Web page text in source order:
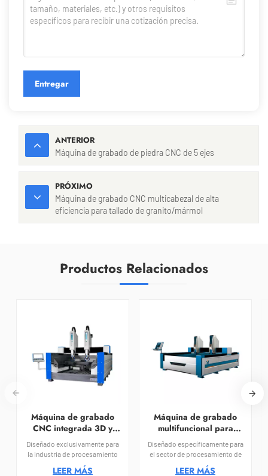
Entregar
ANTERIOR
Máquina de grabado de piedra CNC de 5 ejes
PRÓXIMO
Máquina de grabado CNC multicabezal de alta
eficiencia para tallado de granito/mármol
Productos Relacionados
Máquina de grabado
CNC integrada 3D y
plana para piedra
Diseñado exclusivamente para
la industria de procesamiento
de piedra, este Máquina de
grabado CNC plana y en relieve
LEER MÁS
Máquina de grabado
multifuncional para
tallado en piedra y
grabado de letras
Diseñado específicamente para
el sector de procesamiento de
piedra, nuestro Máquina
inteligente de grabado en
LEER MÁS